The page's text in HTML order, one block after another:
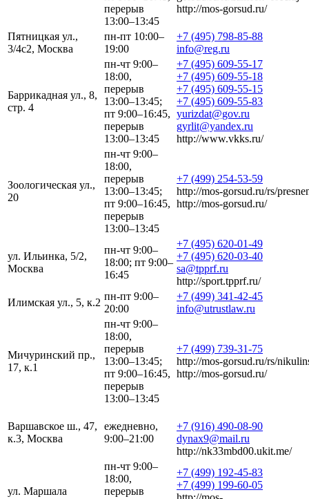
перерыв
13:00–13:45
http://mos-gorsud.ru/
Пятницкая ул.,
3/4с2, Москва
пн-пт 10:00–
19:00
+7 (495) 798-85-88
info@reg.ru
Баррикадная ул., 8,
стр. 4
пн-чт 9:00–
18:00,
перерыв
13:00–13:45;
пт 9:00–16:45,
перерыв
13:00–13:45
+7 (495) 609-55-17
+7 (495) 609-55-18
+7 (495) 609-55-15
+7 (495) 609-55-83
yurizdat@gov.ru
gyrlit@yandex.ru
http://www.vkks.ru/
Зоологическая ул.,
20
пн-чт 9:00–
18:00,
перерыв
13:00–13:45;
пт 9:00–16:45,
перерыв
13:00–13:45
+7 (499) 254-53-59
http://mos-gorsud.ru/rs/
http://mos-gorsud.ru/
ул. Ильинка, 5/2,
Москва
пн-чт 9:00–
18:00; пт 9:00–
16:45
+7 (495) 620-01-49
+7 (495) 620-03-40
sa@tpprf.ru
http://sport.tpprf.ru/
Илимская ул., 5, к.2
пн-пт 9:00–
20:00
+7 (499) 341-42-45
info@utrustlaw.ru
Мичуринский пр.,
17, к.1
пн-чт 9:00–
18:00,
перерыв
13:00–13:45;
пт 9:00–16:45,
перерыв
13:00–13:45
+7 (499) 739-31-75
http://mos-gorsud.ru/rs/
http://mos-gorsud.ru/
Варшавское ш., 47,
к.3, Москва
ежедневно,
9:00–21:00
+7 (916) 490-08-90
dynax9@mail.ru
http://nk33mbd00.ukit.me/
ул. Маршала
пн-чт 9:00–
18:00,
перерыв
+7 (499) 192-45-83
+7 (499) 199-60-05